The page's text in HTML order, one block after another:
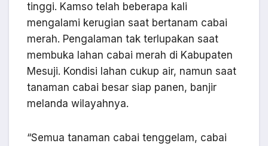
tinggi. Kamso telah beberapa kali
mengalami kerugian saat bertanam cabai
merah. Pengalaman tak terlupakan saat
membuka lahan cabai merah di Kabupaten
Mesuji. Kondisi lahan cukup air, namun saat
tanaman cabai besar siap panen, banjir
melanda wilayahnya.
“Semua tanaman cabai tenggelam, cabai